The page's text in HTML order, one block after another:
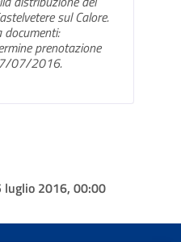
sul Calore.
documenti:
prenotazione
07/2016.
luglio 2016, 00:00